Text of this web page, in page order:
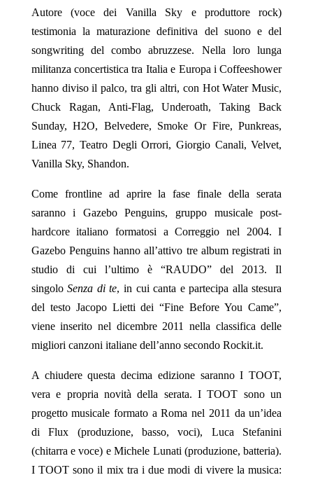
Autore (voce dei Vanilla Sky e produttore rock)
testimonia la maturazione definitiva del suono e del
songwriting del combo abruzzese. Nella loro lunga
militanza concertistica tra Italia e Europa i Coffeeshower
hanno diviso il palco, tra gli altri, con Hot Water Music,
Chuck Ragan, Anti-Flag, Underoath, Taking Back
Sunday, H2O, Belvedere, Smoke Or Fire, Punkreas,
Linea 77, Teatro Degli Orrori, Giorgio Canali, Velvet,
Vanilla Sky, Shandon.
Come frontline ad aprire la fase finale della serata
saranno i Gazebo Penguins, gruppo musicale post-
hardcore italiano formatosi a Correggio nel 2004. I
Gazebo Penguins hanno all’attivo tre album registrati in
studio di cui l’ultimo è “RAUDO” del 2013. Il
singoloSenza di te, in cui canta e partecipa alla stesura
del testo Jacopo Lietti dei “Fine Before You Came”,
viene inserito nel dicembre 2011 nella classifica delle
migliori canzoni italiane dell’anno secondo Rockit.it.
A chiudere questa decima edizione saranno I TOOT,
vera e propria novità della serata. I TOOT sono un
progetto musicale formato a Roma nel 2011 da un’idea
di Flux (produzione, basso, voci), Luca Stefanini
(chitarra e voce) e Michele Lunati (produzione, batteria).
I TOOT sono il mix tra i due modi di vivere la musica: